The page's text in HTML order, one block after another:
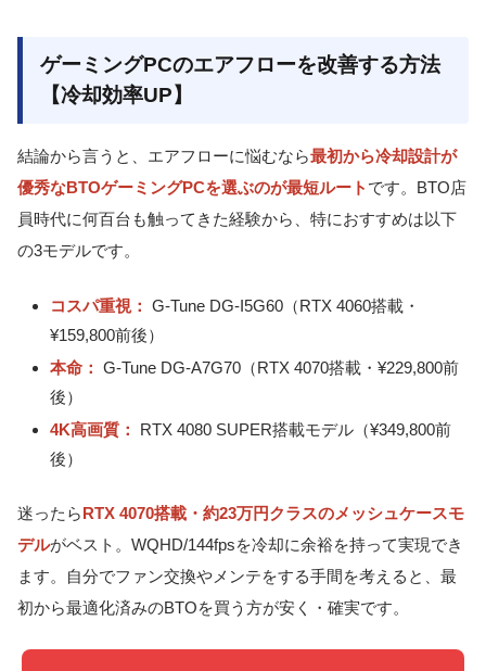
ゲーミングPCのエアフローを改善する方法
【冷却効率UP】
結論から言うと、エアフローに悩むなら最初から冷却設計が
優秀なBTOゲーミングPCを選ぶのが最短ルート です。BTO店
員時代に何百台も触ってきた経験から、特におすすめは以下
の3モデルです。
コスパ重視： G-Tune DG-I5G60（RTX 4060搭載・
¥159,800前後）
本命： G-Tune DG-A7G70（RTX 4070搭載・¥229,800前
後）
4K高画質：
RTX 4080 SUPER搭載モデル（¥349,800前
後）
迷ったらRTX 4070搭載・約23万円クラスのメッシュケースモ
デルがベスト。WQHD/144fpsを冷却に余裕を持って実現でき
ます。自分でファン交換やメンテをする手間を考えると、最
初から最適化済みのBTOを買う方が安く・確実です。